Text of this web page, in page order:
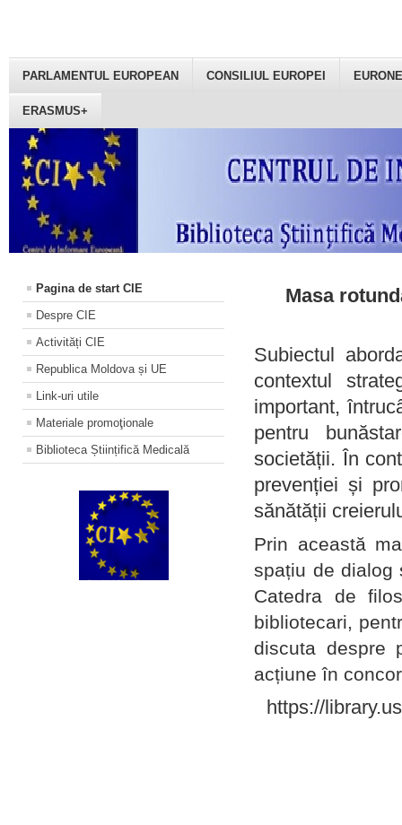
PARLAMENTUL EUROPEAN CONSILIUL EUROPEI
ERASMUS+
Pagina de start CIE
Despre CIE
Activități CIE
Republica Moldova și UE
Link-uri utile
Materiale promoţionale
Biblioteca Științifică Medicală
Masa
Subiectul
contextul
important,
pentru
societății. În
prevenției și
sănătății
Prin această
spațiu de dialog
Catedra de
bibliotecari,
discuta despre
acțiune în
https://